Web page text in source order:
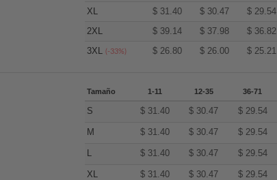
XL
$ 31.40 $ 30.47 $ 29.54
2XL
$ 39.14 $ 37.98 $ 36.82
3XL(-33%) $ 26.80 $ 26.00 $ 25.21
Tamaño 1-11 12-35 36-71
S $ 31.40 $ 30.47 $ 29.54
M $ 31.40 $ 30.47 $ 29.54
L $ 31.40 $ 30.47 $ 29.54
XL $ 31.40 $ 30.47 $ 29.54